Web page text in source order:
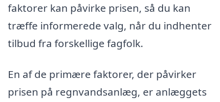
faktorer kan påvirke prisen, så du kan
træffe informerede valg, når du indhenter
tilbud fra forskellige fagfolk.
En af de primære faktorer, der påvirker
prisen på regnvandsanlæg, er anlæggets